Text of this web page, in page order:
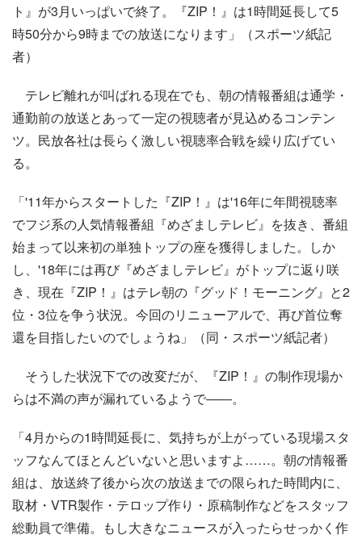
ト』が3月いっぱいで終了。『ZIP！』は1時間延長して5
時50分から9時までの放送になります」（スポーツ紙記
者）
テレビ離れが叫ばれる現在でも、朝の情報番組は通学・
通勤前の放送とあって一定の視聴者が見込めるコンテン
ツ。民放各社は長らく激しい視聴率合戦を繰り広げてい
る。
「'11年からスタートした『ZIP！』は'16年に年間視聴率
でフジ系の人気情報番組『めざましテレビ』を抜き、番組
始まって以来初の単独トップの座を獲得しました。しか
し、'18年には再び『めざましテレビ』がトップに返り咲
き、現在『ZIP！』はテレ朝の『グッド！モーニング』と2
位・3位を争う状況。今回のリニューアルで、再び首位奪
還を目指したいのでしょうね」（同・スポーツ紙記者）
そうした状況下での改変だが、『ZIP！』の制作現場か
らは不満の声が漏れているようで――。
「4月からの1時間延長に、気持ちが上がっている現場スタ
ッフなんてほとんどいないと思いますよ……。朝の情報番
組は、放送終了後から次の放送までの限られた時間内に、
取材・VTR製作・テロップ作り・原稿制作などをスタッフ
総動員で準備。もし大きなニュースが入ったらせっかく作